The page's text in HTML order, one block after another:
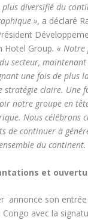
diversifié du
», a déclaré
Hotel Group. « Notre
secteur,
une fois de plus
stratégie claire. Une
notre groupe en
Nous célébrons
de continuer à
du continent.
et
annonce son entrée
avec la